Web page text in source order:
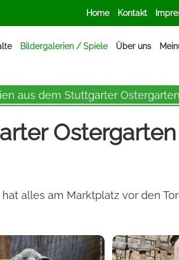
Home Kontakt
Bildergalerien / Spiele Über uns
aus dem Stuttgarter
Ostergarten
alles am Marktplatz vor den